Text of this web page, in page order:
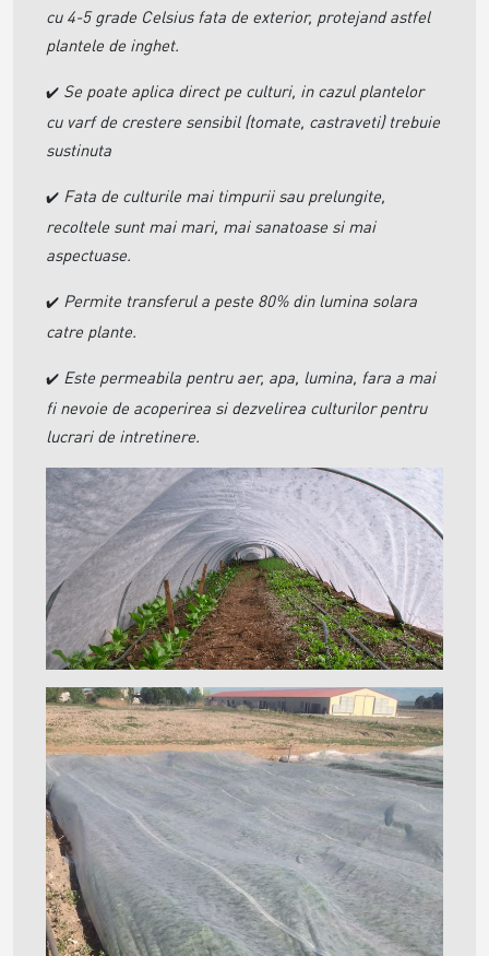
cu 4-5 grade Celsius fata de exterior, protejand astfel
plantele de inghet.
✔️ Se poate aplica direct pe culturi, in cazul plantelor
cu varf de crestere sensibil (tomate, castraveti) trebuie
sustinuta
✔️ Fata de culturile mai timpurii sau prelungite,
recoltele sunt mai mari, mai sanatoase si mai
aspectuase.
✔️ Permite transferul a peste 80% din lumina solara
catre plante.
✔️ Este permeabila pentru aer, apa, lumina, fara a mai
fi nevoie de acoperirea si dezvelirea culturilor pentru
lucrari de intretinere.